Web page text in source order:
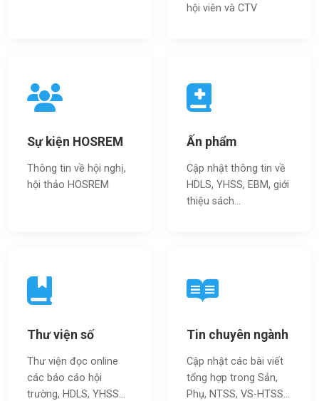
hội viên và CTV
Sự kiện HOSREM
Thông tin về hội nghị,
hội thảo HOSREM
Ấn phẩm
Cập nhật thông tin về
HDLS, YHSS, EBM, giới
thiệu sách…
Thư viện số
Thư viện đọc online
các báo cáo hội
trường, HDLS, YHSS…
Tin chuyên ngành
Cập nhật các bài viết
tổng hợp trong Sản,
Phụ, NTSS, VS-HTSS...